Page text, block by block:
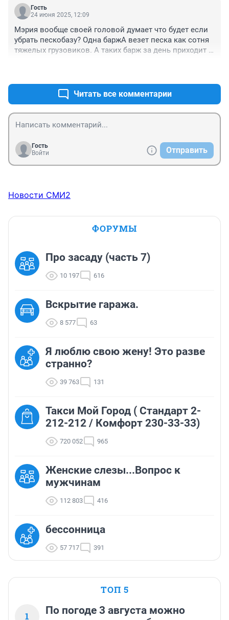
Гость
24 июня 2025, 12:09
Мэрия вообще своей головой думает что будет если
убрать пескобазу? Одна баржА везет песка как сотня
тяжелых грузовиков. А таких барж за день приходит
областные будут перегружены
Читать все комментарии
Гость
Войти
Отправить
Новости СМИ2
ФОРУМЫ
Про засаду (часть 7)
10 197 616
Вскрытие гаража.
8 577 63
Я люблю свою жену! Это разве
странно?
39 763 131
Такси Мой Город ( Стандарт 2-
212-212 / Комфорт 230-33-33)
720 052 965
Женские слезы...Вопрос к
мужчинам
112 803 416
бессонница
57 717 391
ТОП 5
1
По погоде 3 августа можно